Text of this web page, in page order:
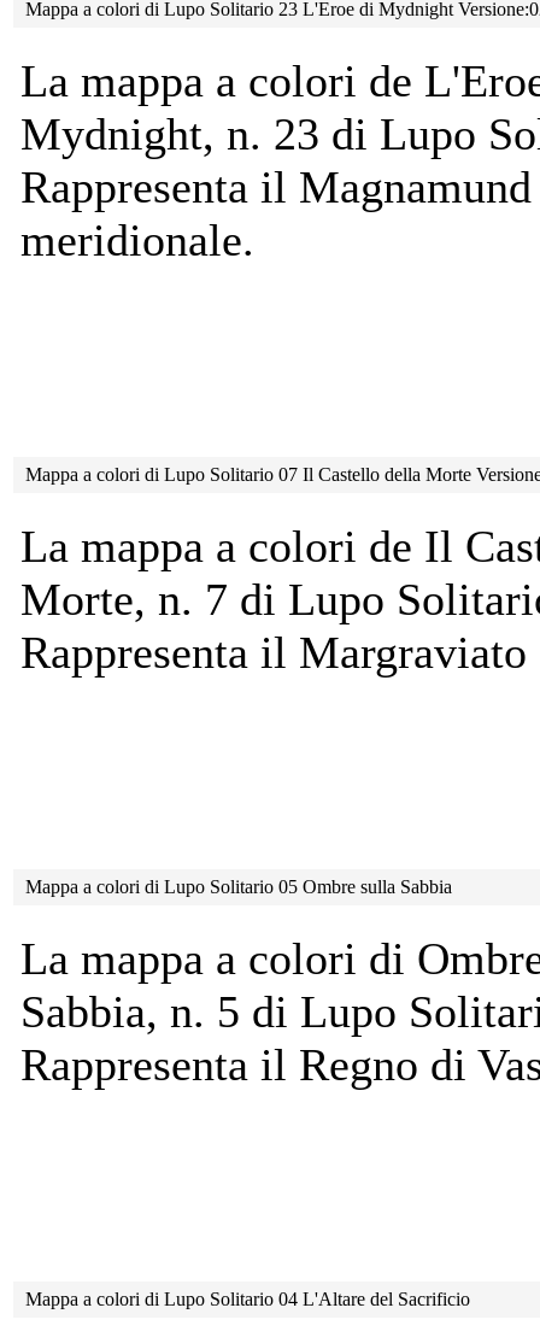
Mappa a colori di Lupo Solitario 23 L'Eroe di Mydnight
La mappa a colori de
Mydnight, n. 23 di Lupo
Rappresenta il
meridionale.
Mappa a colori di Lupo Solitario 07 Il Castello della Morte
La mappa a colori de Il
Morte, n. 7 di Lupo
Rappresenta il
Mappa a colori di Lupo Solitario 05 Ombre sulla Sabbia
La mappa a colori di
Sabbia, n. 5 di Lupo
Rappresenta il Regno di
Mappa a colori di Lupo Solitario 04 L'Altare del Sacrificio